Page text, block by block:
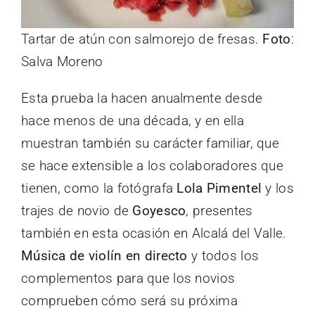
Tartar de atún con salmorejo de fresas. Foto:
Salva Moreno
Esta prueba la hacen anualmente desde
hace menos de una década, y en ella
muestran también su carácter familiar, que
se hace extensible a los colaboradores que
tienen, como la fotógrafa Lola Pimentel y los
trajes de novio de Goyesco, presentes
también en esta ocasión en Alcalá del Valle.
Música de violín en directo y todos los
complementos para que los novios
comprueben cómo será su próxima